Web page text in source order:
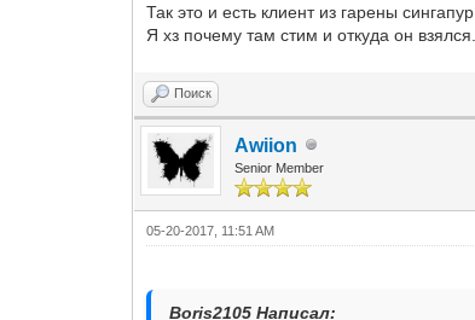
Так это и есть клиент из гарены сингапур.
Я хз почему там стим и откуда он взялся.
Поиск
Awiion
Senior Member
05-20-2017, 11:51 AM
Boris2105 Написал: